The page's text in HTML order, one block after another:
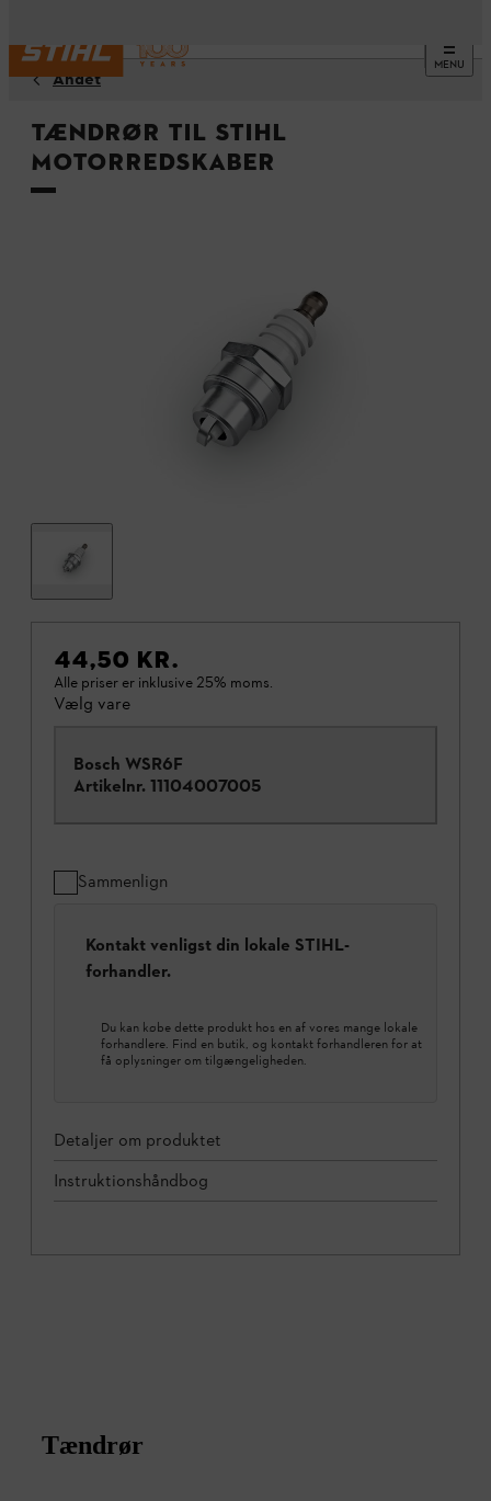
MENU
Andet
Tændrør til STIHL
motorredskaber
44,50 KR.
Alle priser er inklusive 25% moms.
Vælg vare
Bosch WSR6F
Artikelnr. 11104007005
Sammenlign
Kontakt venligst din lokale STIHL-
forhandler.
Du kan købe dette produkt hos en af vores mange lokale
forhandlere. Find en butik, og kontakt forhandleren for at
få oplysninger om tilgængeligheden.
Detaljer om produktet
Instruktionshåndbog
Tændrør